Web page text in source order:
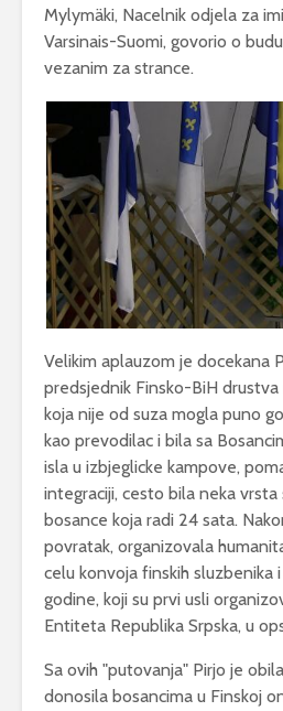
Mylymäki, Nacelnik odjela za
Varsinais-Suomi, govorio o
vezanim za strance.
Velikim aplauzom je docekana
predsjednik Finsko-BiH drustva
koja nije od suza mogla puno
kao prevodilac i bila sa
isla u izbjeglicke kampove,
integraciji, cesto bila neka
bosance koja radi 24 sata.
povratak, organizovala
celu konvoja finskih sluzbenika
godine, koji su prvi usli
Entiteta Republika Srpska, u
Sa ovih "putovanja" Pirjo je
donosila bosancima u Finskoj